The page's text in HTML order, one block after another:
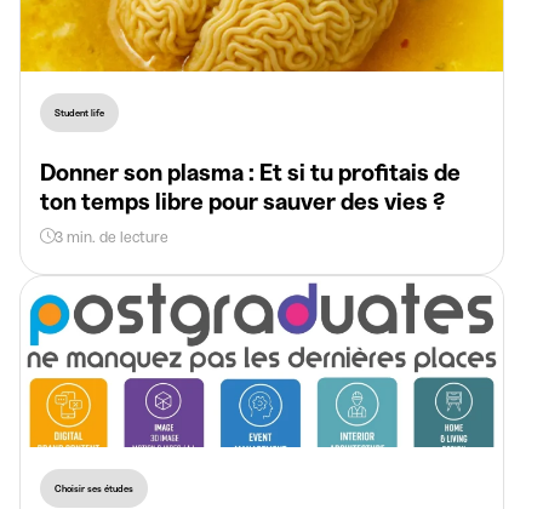
Student life
Donner son plasma : Et si tu profitais de
ton temps libre pour sauver des vies ?
3 min. de lecture
Choisir ses études